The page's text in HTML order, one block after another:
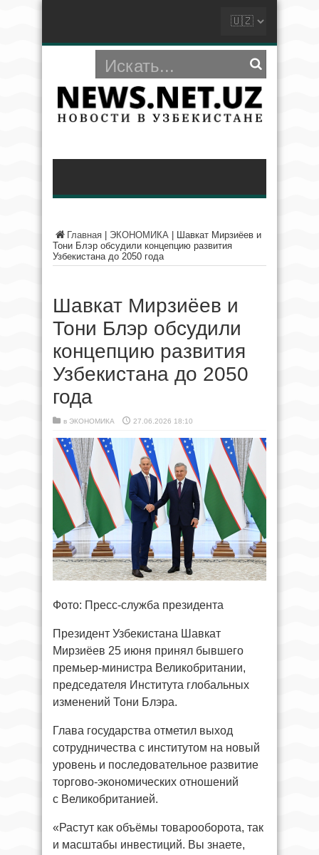
Главная ЭКОНОМИКА
Шавкат Мирзиёев и
Тони Блэр обсудили концепцию развития
Узбекистана до 2050 года
Шавкат Мирзиёев и
Тони Блэр обсудили
концепцию развития
Узбекистана до 2050
года
в ЭКОНОМИКА 27.06.2026 18:10
Фото: Пресс-служба президента
Президент Узбекистана Шавкат
Мирзиёев 25 июня принял бывшего
премьер-министра Великобритании,
председателя Института глобальных
изменений Тони Блэра.
Глава государства отметил выход
сотрудничества с институтом на новый
уровень и последовательное развитие
торгово-экономических отношений
с Великобританией.
«Растут как объёмы товарооборота, так
и масштабы инвестиций. Вы знаете,